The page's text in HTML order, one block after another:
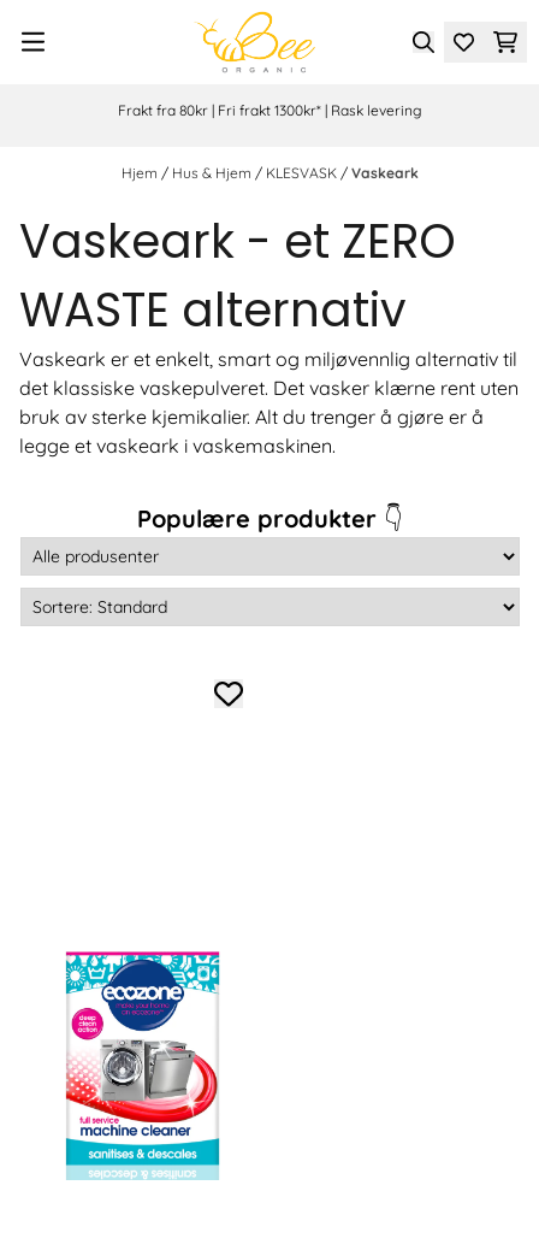
Frakt fra 80kr | Fri frakt 1300kr* | Rask levering
Hjem / Hus & Hjem / KLESVASK / Vaskeark
Vaskeark - et ZERO
WASTE alternativ
Vaskeark er et enkelt, smart og miljøvennlig alternativ til
det klassiske vaskepulveret. Det vasker klærne rent uten
bruk av sterke kjemikalier. Alt du trenger å gjøre er å
legge et vaskeark i vaskemaskinen.
Populære produkter 👇